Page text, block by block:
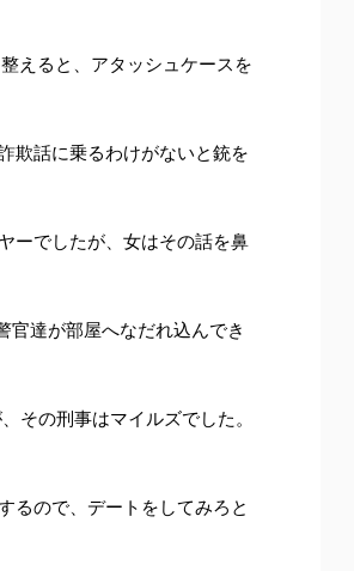
えると、アタッシュケースを
欺話に乗るわけがないと銃を
ーでしたが、女はその話を鼻
官達が部屋へなだれ込んでき
その刑事はマイルズでした。
るので、デートをしてみろと